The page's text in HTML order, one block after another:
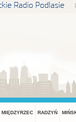
MIĘDZYRZEC RADZYŃ